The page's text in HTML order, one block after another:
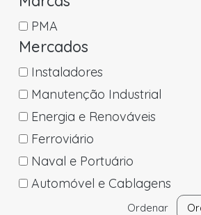
PMA
Mercados
Instaladores
Manutenção Industrial
Energia e Renováveis
Ferroviário
Naval e Portuário
Automóvel e Cablagens
Ordenar